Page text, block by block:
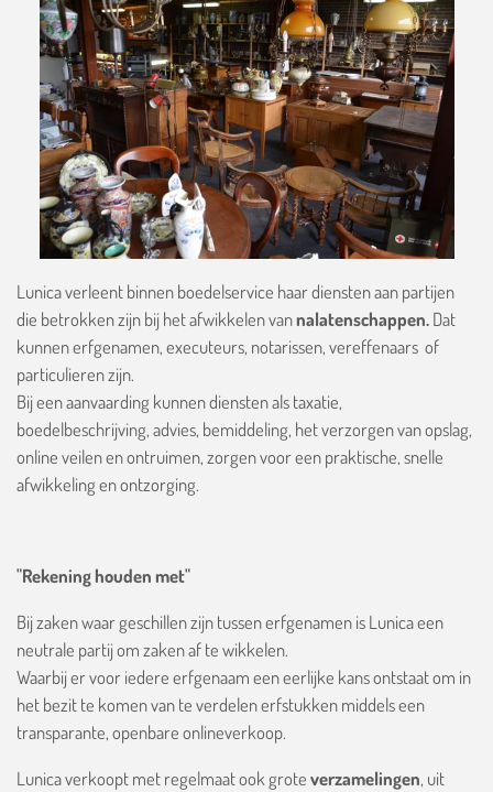
Lunica verleent binnen boedelservice haar diensten aan partijen
die betrokken zijn bij het afwikkelen vannalatenschappen.Dat
kunnen erfgenamen, executeurs, notarissen, vereffenaars of
particulieren zijn.
Bij een aanvaarding kunnen diensten als taxatie,
boedelbeschrijving, advies, bemiddeling, het verzorgen van opslag,
online veilen en ontruimen, zorgen voor een praktische, snelle
afwikkeling en ontzorging.
"Rekening houden met"
Bij zaken waar geschillen zijn tussen erfgenamen is Lunica een
neutrale partij om zaken af te wikkelen.
Waarbij er voor iedere erfgenaam een eerlijke kans ontstaat om in
het bezit te komen van te verdelen erfstukken middels een
transparante, openbare onlineverkoop.
Lunica verkoopt met regelmaat ook groteverzamelingen, uit